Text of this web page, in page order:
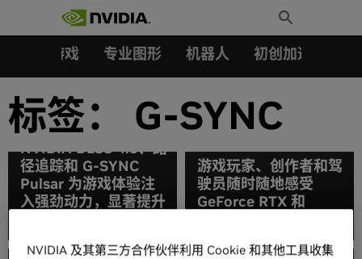
Toggle
Search
游戏 专业图形 机器人 初创加速会员成
标签： G-SYNC
NVIDIA DLSS 4.5、路
径追踪和 G-SYNC
Pulsar 为游戏体验注
入强劲动力，显著提升
游戏玩家、创作者和驾
驶员随时随地感受
GeForce RTX 和
NVIDIA 及其第三方合作伙伴利用 Cookie 和其他工具收集